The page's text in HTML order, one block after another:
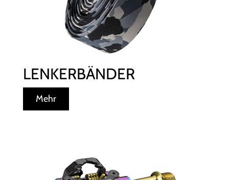
LENKERBÄNDER
Mehr